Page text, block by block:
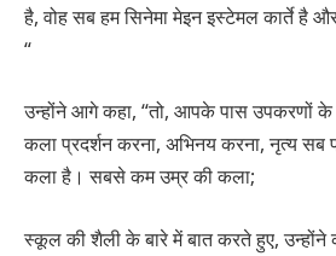
है, वोह सब हम सिनेमा मेइन इस्टेमल कार्ते है
“
उन्होंने आगे कहा, “तो, आपके पास उपकरणों के
कला प्रदर्शन करना, अभिनय करना, नृत्य सब
कला है। सबसे कम उम्र की कला;
स्कूल की शैली के बारे में बात करते हुए, उन्होंने